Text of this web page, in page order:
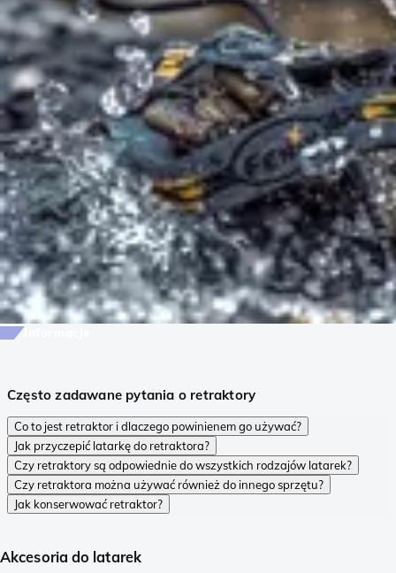
Często zadawane pytania o retraktory
Co to jest retraktor i dlaczego powinienem go używać?
Jak przyczepić latarkę do retraktora?
Czy retraktory są odpowiednie do wszystkich rodzajów latarek?
Czy retraktora można używać również do innego sprzętu?
Jak konserwować retraktor?
Akcesoria do latarek